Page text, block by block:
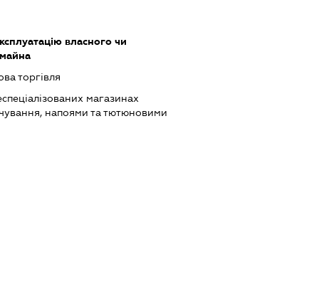
власного чи
торгівля
магазинах
напоями та тютюновими